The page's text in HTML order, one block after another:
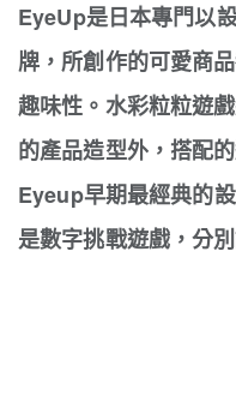
EyeUp是日本專門以
牌，所創作的可愛商
趣味性。水彩粒粒遊
的產品造型外，搭配
Eyeup早期最經典的
是數字挑戰遊戲，分